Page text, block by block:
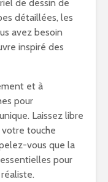
de dessin de
détaillées, les
avez besoin
inspiré des
et à
pour
Laissez libre
touche
vous que la
pour